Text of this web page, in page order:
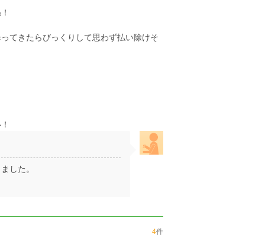
てきたらびっくりして思わず払い除けそ
した。
4件